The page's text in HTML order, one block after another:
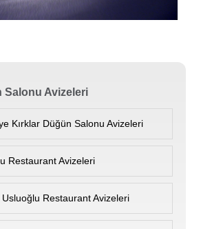
Salonu Avizeleri
Kırklar Düğün Salonu Avizeleri
Restaurant Avizeleri
Usluoğlu Restaurant Avizeleri